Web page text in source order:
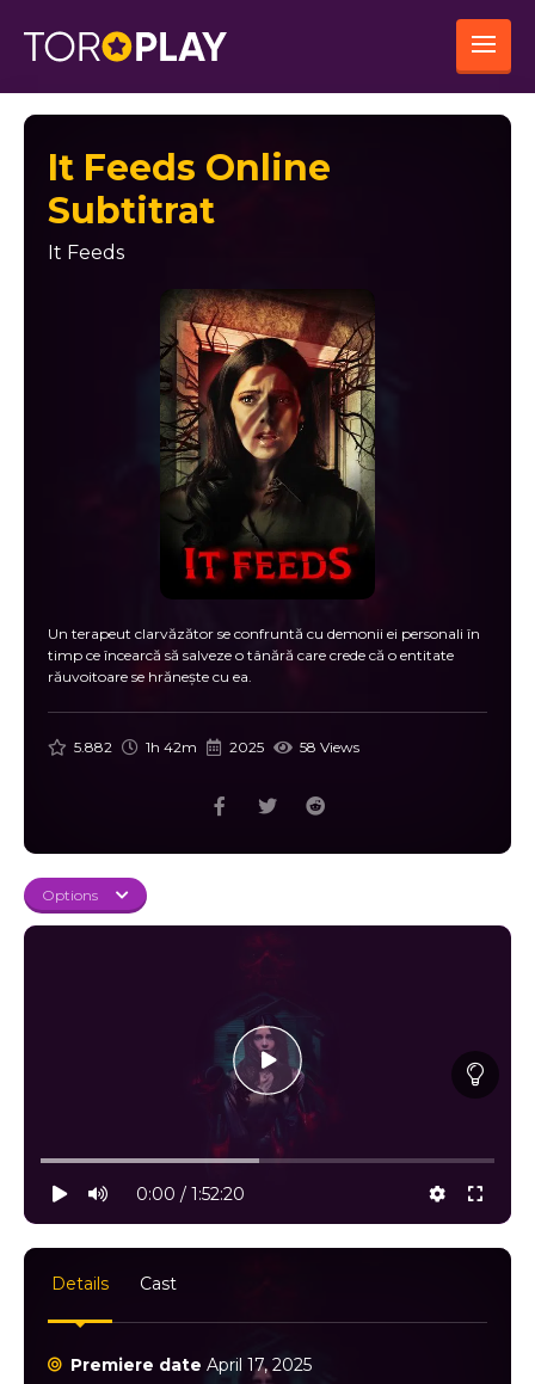
It Feeds Online
Subtitrat
It Feeds
Un terapeut clarvăzător se confruntă cu demonii ei personali în
timp ce încearcă să salveze o tânără care crede că o entitate
răuvoitoare se hrănește cu ea.
5.882 1h 42m 2025 58 Views
Options
10% progress
play
volume
0:00 / 1:52:20 settings
Details Cast
Premiere date April 17, 2025